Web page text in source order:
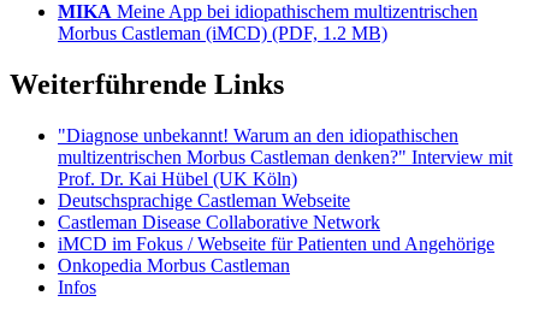
MIKA Meine App bei idiopathischem multizentrischen
Morbus Castleman (iMCD) (PDF, 1.2 MB)
Weiterführende Links
"Diagnose unbekannt! Warum an den idiopathischen
multizentrischen Morbus Castleman denken?" Interview mit
Prof. Dr. Kai Hübel (UK Köln)
Deutschsprachige Castleman Webseite
Castleman Disease Collaborative Network
iMCD im Fokus / Webseite für Patienten und Angehörige
Onkopedia Morbus Castleman
Infos